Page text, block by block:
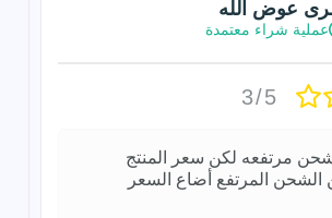
عوض الله
عملية شراء معتمدة
3/5
مرتفعه لكن سعر المنتج
الشحن المرتفع أضاع السعر